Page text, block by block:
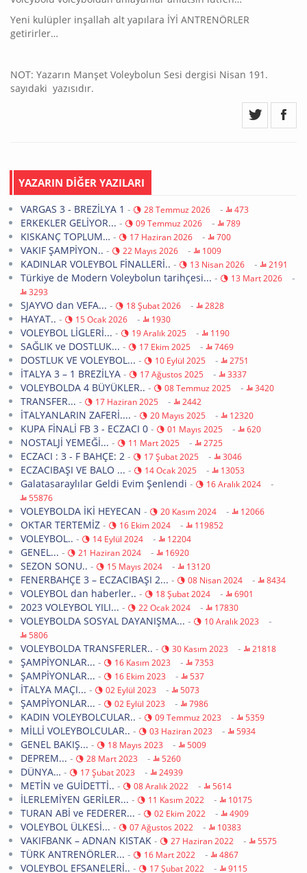
Yeni kulüpler inşallah alt yapılara İYİ ANTRENÖRLER
getirirler…
NOT: Yazarın Manşet Voleybolun Sesi dergisi Nisan 191.
sayıdaki yazısıdır.
YAZARIN DİĞER YAZILARI
VARGAS 3 - BREZİLYA 1 - 28 Temmuz 2026 - 473
ERKEKLER GELİYOR... - 09 Temmuz 2026 - 789
KISKANÇ TOPLUM… - 17 Haziran 2026 - 700
VAKIF ŞAMPİYON.. - 22 Mayıs 2026 - 1009
KADINLAR VOLEYBOL FİNALLERİ.. - 13 Nisan 2026 - 2191
Türkiye de Modern Voleybolun tarihçesi... - 13 Mart 2026 -
3293
SJAYVO dan VEFA... - 18 Şubat 2026 - 2828
HAYAT.. - 15 Ocak 2026 - 1930
VOLEYBOL LİGLERİ... - 19 Aralık 2025 - 1190
SAĞLIK ve DOSTLUK... - 17 Ekim 2025 - 7469
DOSTLUK VE VOLEYBOL... - 10 Eylül 2025 - 2751
İTALYA 3 – 1 BREZİLYA - 17 Ağustos 2025 - 3337
VOLEYBOLDA 4 BÜYÜKLER.. - 08 Temmuz 2025 - 3420
TRANSFER... - 17 Haziran 2025 - 2442
İTALYANLARIN ZAFERİ.... - 20 Mayıs 2025 - 12320
KUPA FİNALİ FB 3 - ECZACI 0 - 01 Mayıs 2025 - 620
NOSTALJİ YEMEĞİ... - 11 Mart 2025 - 2725
ECZACI : 3 - F BAHÇE: 2 - 17 Şubat 2025 - 3046
ECZACIBAŞI VE BALO ... - 14 Ocak 2025 - 13053
Galatasaraylılar Geldi Evim Şenlendi - 16 Aralık 2024 -
55876
VOLEYBOLDA İKİ HEYECAN - 20 Kasım 2024 - 12066
OKTAR TERTEMİZ - 16 Ekim 2024 - 119852
VOLEYBOL.. - 14 Eylül 2024 - 12204
GENEL... - 21 Haziran 2024 - 16920
SEZON SONU.. - 15 Mayıs 2024 - 13120
FENERBAHÇE 3 – ECZACIBAŞI 2... - 08 Nisan 2024 - 8434
VOLEYBOL dan haberler.. - 18 Şubat 2024 - 6901
2023 VOLEYBOL YILI... - 22 Ocak 2024 - 17830
VOLEYBOLDA SOSYAL DAYANIŞMA... - 10 Aralık 2023 -
5806
VOLEYBOLDA TRANSFERLER.. - 30 Kasım 2023 - 21818
ŞAMPİYONLAR... - 16 Kasım 2023 - 7353
ŞAMPİYONLAR... - 16 Ekim 2023 - 537
İTALYA MAÇI... - 02 Eylül 2023 - 5073
ŞAMPİYONLAR... - 02 Eylül 2023 - 7986
KADIN VOLEYBOLCULAR.. - 09 Temmuz 2023 - 5359
MİLLİ VOLEYBOLCULAR.. - 03 Haziran 2023 - 5934
GENEL BAKIŞ... - 18 Mayıs 2023 - 5009
DEPREM... - 28 Mart 2023 - 5260
DÜNYA… - 17 Şubat 2023 - 24939
METİN ve GUİDETTİ.. - 08 Aralık 2022 - 5614
İLERLEMİYEN GERİLER... - 11 Kasım 2022 - 10175
TURAN ABİ ve FEDERER... - 02 Ekim 2022 - 4909
VOLEYBOL ÜLKESİ... - 07 Ağustos 2022 - 10383
VAKIFBANK – ADNAN KISTAK - 27 Haziran 2022 - 5575
TÜRK ANTRENÖRLER... - 16 Mart 2022 - 4867
VOLEYBOL EFSANELERİ.. - 17 Şubat 2022 - 9115